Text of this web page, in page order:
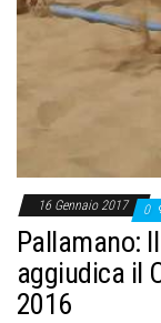
16 Gennaio 2017 0
Pallamano:
aggiudica il
2016